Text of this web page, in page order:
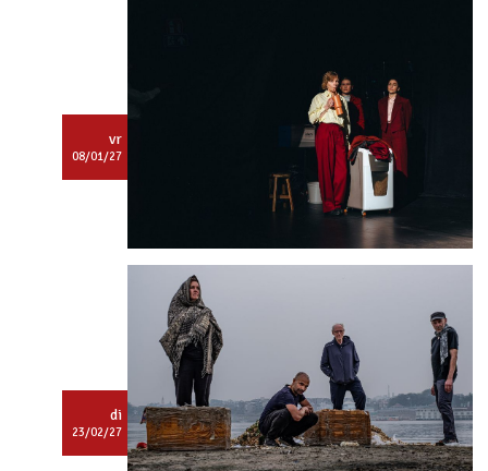
vr
08/01/27
Dit is een
Tartarenactiviteit.Log in
om deze te bekijken.
di
23/02/27
Dit is een
Tartarenactiviteit.Log in
om deze te bekijken.